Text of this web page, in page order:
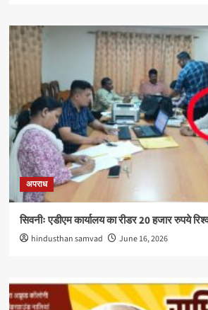
अपराध
सिवनीः एडीएम कार्यालय का रीडर 20 हजार रुपये
hindusthan samvad June 16, 2026